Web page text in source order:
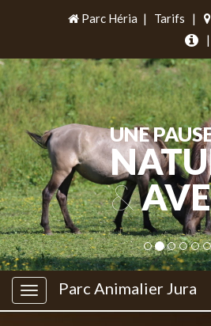
Parc Héria | Tarifs |
|
UNE
&
Parc Animalier Jura